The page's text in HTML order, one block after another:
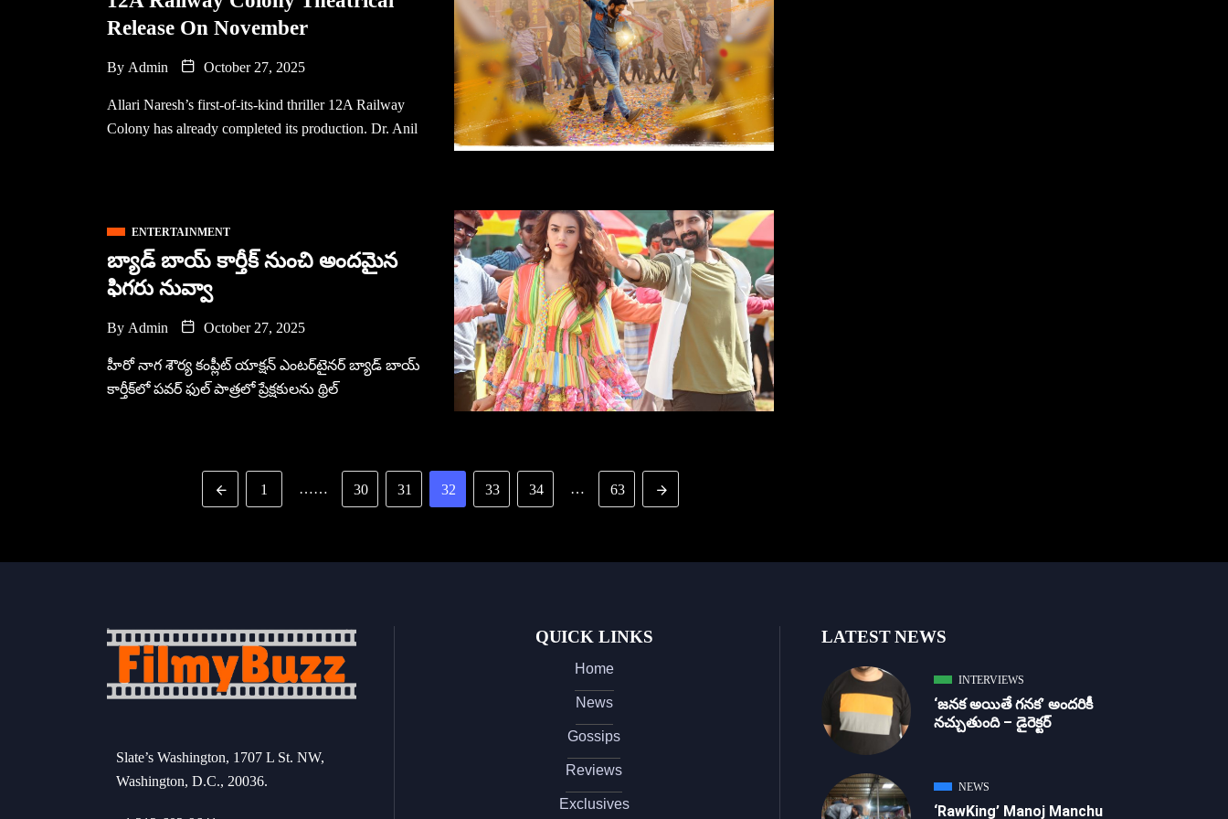
Release On November
By Admin October 27, 2025
Allari Naresh’s first-of-its-kind thriller 12A Railway
Colony has already completed its production. Dr. Anil
ENTERTAINMENT
బ్యాడ్ బాయ్ కార్తీక్ నుంచి అందమైన
ఫిగరు నువ్వా
By Admin October 27, 2025
హీరో నాగ శౌర్య కంప్లీట్ యాక్షన్ ఎంటర్‌టైనర్ బ్యాడ్ బాయ్
కార్తీక్‌లో పవర్ ఫుల్ పాత్రలో ప్రేక్షకులను థ్రిల్
1 …… 30 31 32 33 34 … 63
Slate’s Washington, 1707 L St. NW,
Washington, D.C., 20036.
QUICK LINKS
Home
News
Gossips
Reviews
Exclusives
LATEST NEWS
INTERVIEWS
‘జ‌న‌క అయితే గ‌న‌క‌’ అందరికీ
నచ్చుతుంది – డైరెక్ట‌ర్
NEWS
‘RawKing’ Manoj Manchu